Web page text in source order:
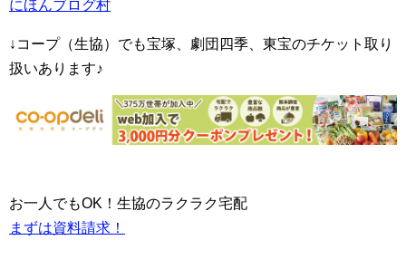
にほんブログ村
↓コープ（生協）でも宝塚、劇団四季、東宝のチケット取り
扱いあります♪
お一人でもOK！生協のラクラク宅配
まずは資料請求！